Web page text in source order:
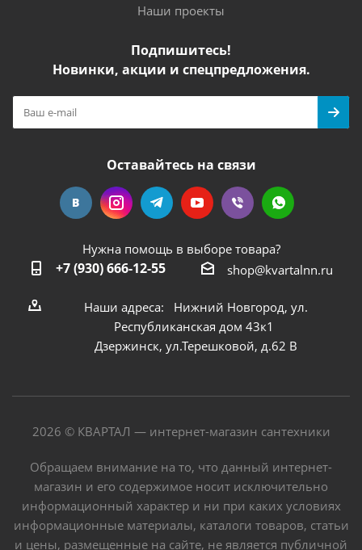
Наши проекты
Подпишитесь!
Новинки, акции и спецпредложения.
Оставайтесь на связи
Нужна помощь в выборе товара?
+7 (930) 666-12-55 shop@kvartalnn.ru
Наши адреса: Нижний Новгород, ул.
Республиканская дом 43к1
Дзержинск, ул.Терешковой, д.62 В
2026 © КВАРТАЛ — интернет-магазин сантехники
Обращаем внимание на то, что данный интернет-
магазин и его содержимое носит исключительно
информационный характер и ни при каких условиях
информационные материалы, каталоги товаров, статьи
и цены, размещенные на сайте, не является публичной